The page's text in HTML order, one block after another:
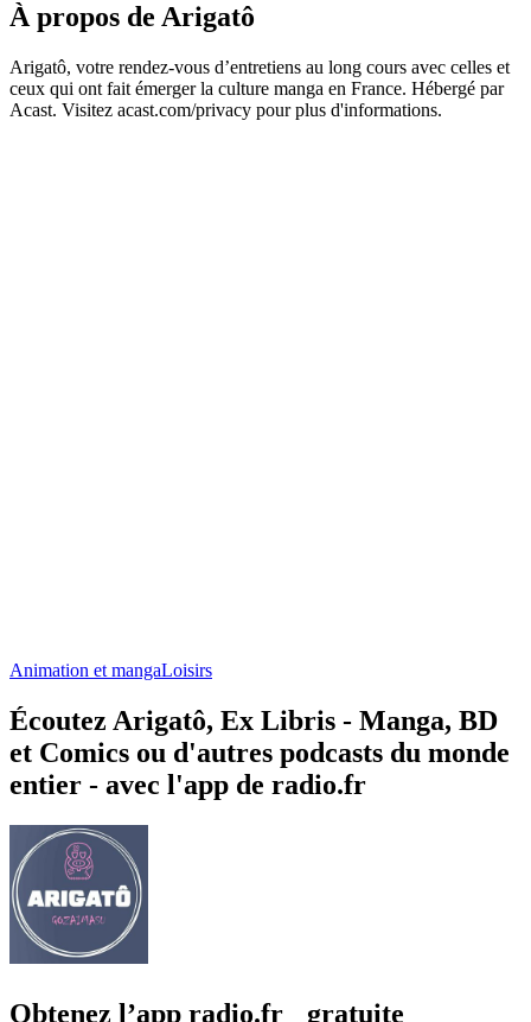
À propos de Arigatô
Arigatô, votre rendez-vous d’entretiens au long cours avec celles et
ceux qui ont fait émerger la culture manga en France. Hébergé par
Acast. Visitez acast.com/privacy pour plus d'informations.
Animation et mangaLoisirs
Écoutez Arigatô, Ex Libris - Manga, BD
et Comics ou d'autres podcasts du monde
entier - avec l'app de radio.fr
Obtenez l’app radio.fr gratuite